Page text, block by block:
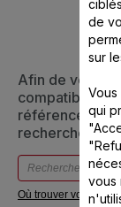
Afin de vous
compatible
référence de
recherche ci-
Où trouver votre
de
sur
qui
vous